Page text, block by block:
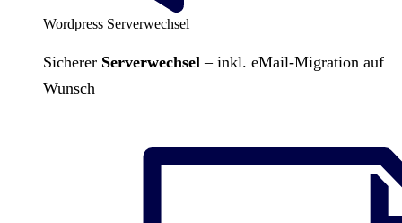
Wordpress Serverwechsel
Sicherer Serverwechsel – inkl. eMail-Migration auf
Wunsch